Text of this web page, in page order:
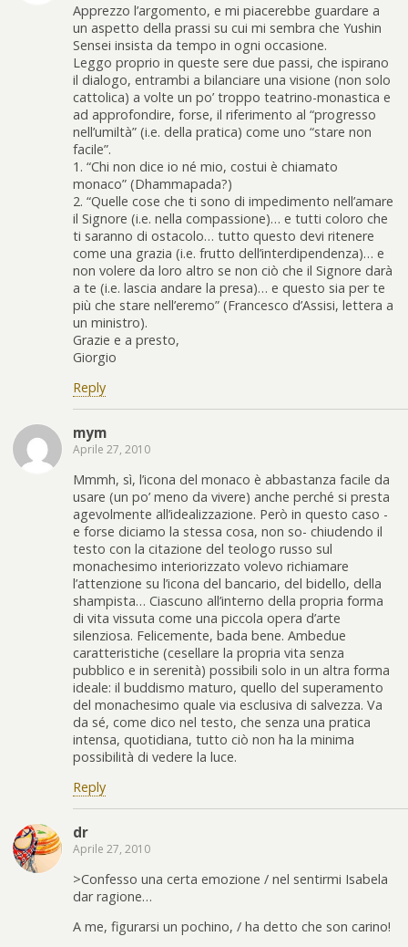
Apprezzo l’argomento, e mi piacerebbe guardare a
un aspetto della prassi su cui mi sembra che Yushin
Sensei insista da tempo in ogni occasione.
Leggo proprio in queste sere due passi, che ispirano
il dialogo, entrambi a bilanciare una visione (non solo
cattolica) a volte un po’ troppo teatrino-monastica e
ad approfondire, forse, il riferimento al “progresso
nell’umiltà” (i.e. della pratica) come uno “stare non
facile”.
1. “Chi non dice io né mio, costui è chiamato
monaco” (Dhammapada?)
2. “Quelle cose che ti sono di impedimento nell’amare
il Signore (i.e. nella compassione)… e tutti coloro che
ti saranno di ostacolo… tutto questo devi ritenere
come una grazia (i.e. frutto dell’interdipendenza)… e
non volere da loro altro se non ciò che il Signore darà
a te (i.e. lascia andare la presa)… e questo sia per te
più che stare nell’eremo” (Francesco d’Assisi, lettera a
un ministro).
Grazie e a presto,
Giorgio
Reply
mym
Aprile 27, 2010
Mmmh, sì, l’icona del monaco è abbastanza facile da
usare (un po’ meno da vivere) anche perché si presta
agevolmente all’idealizzazione. Però in questo caso -
e forse diciamo la stessa cosa, non so- chiudendo il
testo con la citazione del teologo russo sul
monachesimo interiorizzato volevo richiamare
l’attenzione su l’icona del bancario, del bidello, della
shampista… Ciascuno all’interno della propria forma
di vita vissuta come una piccola opera d’arte
silenziosa. Felicemente, bada bene. Ambedue
caratteristiche (cesellare la propria vita senza
pubblico e in serenità) possibili solo in un altra forma
ideale: il buddismo maturo, quello del superamento
del monachesimo quale via esclusiva di salvezza. Va
da sé, come dico nel testo, che senza una pratica
intensa, quotidiana, tutto ciò non ha la minima
possibilità di vedere la luce.
Reply
dr
Aprile 27, 2010
>Confesso una certa emozione / nel sentirmi Isabela
dar ragione…
A me, figurarsi un pochino, / ha detto che son carino!